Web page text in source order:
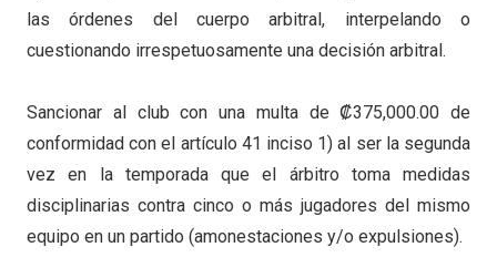
las órdenes del cuerpo arbitral, interpelando o
cuestionando irrespetuosamente una decisión arbitral.
Sancionar al club con una multa de ₡375,000.00 de
conformidad con el artículo 41 inciso 1) al ser la segunda
vez en la temporada que el árbitro toma medidas
disciplinarias contra cinco o más jugadores del mismo
equipo en un partido (amonestaciones y/o expulsiones).